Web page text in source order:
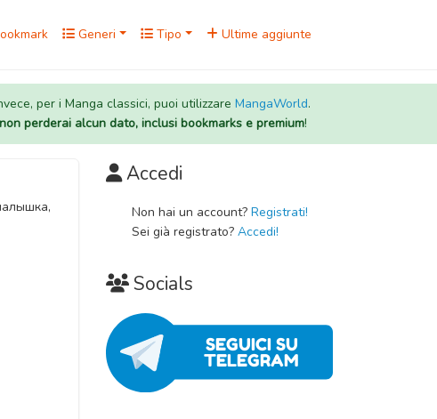
Generi Tipo Ultime aggiunte
per i Manga classici, puoi utilizzare MangaWorld.
perderai alcun dato, inclusi bookmarks e premium!
Accedi
Non hai un account? Registrati!
Sei già registrato? Accedi!
Socials